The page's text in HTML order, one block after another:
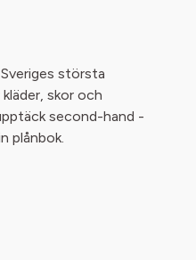
största
skor och
second-hand -
plånbok.